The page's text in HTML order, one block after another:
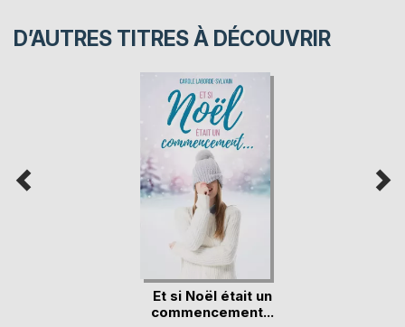
D’AUTRES TITRES À DÉCOUVRIR
Et si Noël était un
commencement...